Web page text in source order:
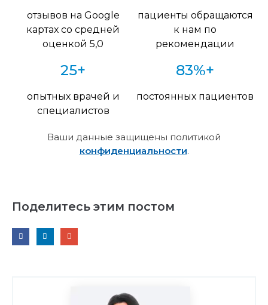
отзывов на Google
картах со средней
оценкой 5,0
пациенты обращаются
к нам по
рекомендации
25+
опытных врачей и
специалистов
83%+
постоянных пациентов
Ваши данные защищены политикой
конфиденциальности.
Поделитесь этим постом